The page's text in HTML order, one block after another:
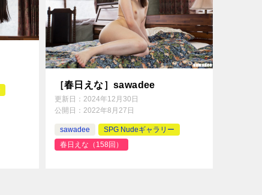
［春日えな］sawadee
更新日： 2024年12月30日
公開日： 2022年8月27日
sawadee
SPG Nudeギャラリー
春日えな（158回）